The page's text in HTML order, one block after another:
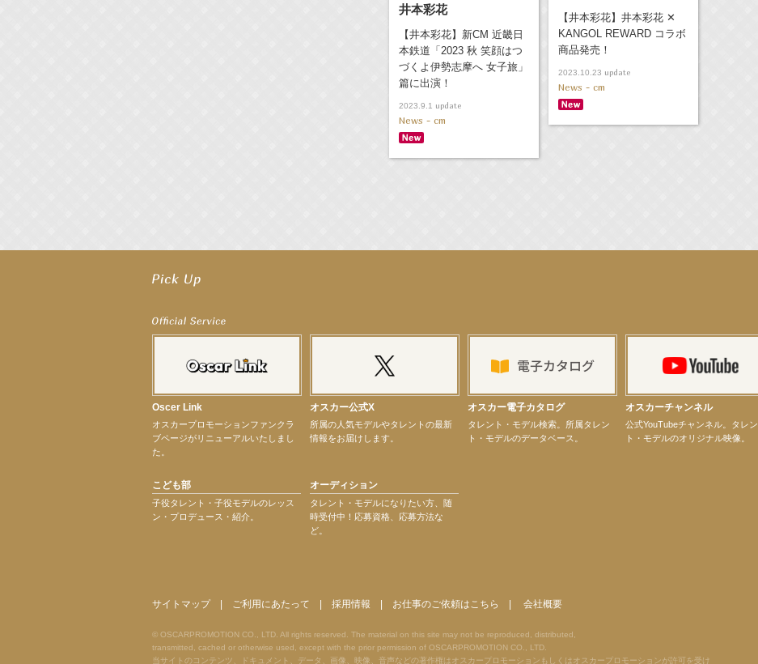
【井本彩花】井本彩花 ✕
KANGOL REWARD コラボ
商品発売！
2023.10.23 update
News - cm
井本彩花
【井本彩花】新CM 近畿日
本鉄道「2023 秋 笑顔はつ
づくよ伊勢志摩へ 女子旅」
篇に出演！
2023.9.1 update
News - cm
【笛木優子】8月13日（木）ドラマ『大空港〜GATE24〜』ゲスト出演決定！
【前川泰之】舞台「グレンギャリー・グレンロス」公演詳細解禁！
【elfin’】7thシングル『全世界』がFMたいはくでO.A.決定♪
【elfin’】7thシングル『全世界』がFM-UUでO.A.決定♪
【elfin’】7thシングル『全世界』がFM TANABEでO.A.決定♪
【昆虫ハンター牧田習】8月13日（木）プライムツリー赤池「ふれあい昆虫フェスティバル」トークショーゲスト出演！
【井頭愛海】『小さなお葬式』TV-CM出演！
【定本楓馬】WEB DIGVII 連載企画『東京23時』に登場！
【elfin’】7thシングル『全世界』がFMふくろうでパワープレイO.A.決定
【上戸彩】サントリー「−196」新CM出演！
【elfin’】【小倉舞子】8月9日（日）「MxM’s produce event vol.14」に出演決定！
【elfin’】【辻美優】8月28日（金）「辻美優(elfin’)グレイテスト・ショー」に出演決定！
【elfin’】9月27日（日）「Beauty Voice Theater Reboot Vol.3」開催決定！
Oscer Link
オスカープロモーションファンクラ
ブページがリニューアルいたしまし
た。
オスカー公式X
所属の人気モデルやタレントの最新
情報をお届けします。
オスカー電子カタログ
タレント・モデル検索。所属タレン
ト・モデルのデータベース。
オスカーチャンネル
公式YouTubeチャンネル。タレン
ト・モデルのオリジナル映像。
こども部
子役タレント・子役モデルのレッス
ン・プロデュース・紹介。
オーディション
タレント・モデルになりたい方、随
時受付中！応募資格、応募方法な
ど。
サイトマップ| ご利用にあたって 採用情報 お仕事のご依頼はこちら 会社概要
© OSCARPROMOTION CO., LTD. All rights reserved. The material on this site may not be reproduced, distributed,
transmitted, cached or otherwise used, except with the prior permission of OSCARPROMOTION CO., LTD.
当サイトのコンテンツ、ドキュメント、データ、画像、映像、音声などの著作権はオスカープロモーションもしくはオスカープロモーションが許可を受け